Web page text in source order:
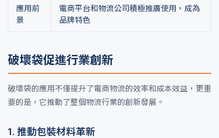
應用前
景
電商平台和物流公司積極推廣使用，成為
品牌特色
破壞袋促進行業創新
破壞袋的應用不僅提升了電商物流的效率和成本效益，更重
要的是，它推動了整個物流行業的創新發展。
1. 推動包裝材料革新